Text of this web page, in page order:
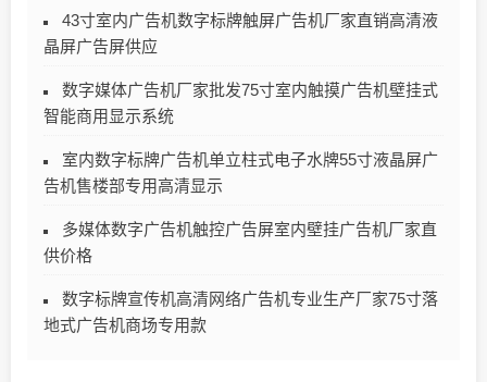
43寸室内广告机数字标牌触屏广告机厂家直销高清液
晶屏广告屏供应
数字媒体广告机厂家批发75寸室内触摸广告机壁挂式
智能商用显示系统
室内数字标牌广告机单立柱式电子水牌55寸液晶屏广
告机售楼部专用高清显示
多媒体数字广告机触控广告屏室内壁挂广告机厂家直
供价格
数字标牌宣传机高清网络广告机专业生产厂家75寸落
地式广告机商场专用款